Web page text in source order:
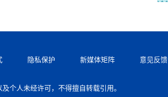
隐私保护 新媒体矩阵 意见反馈
个人未经许可，不得擅自转载引用。